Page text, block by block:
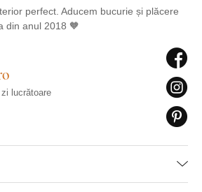
perfect. Aducem bucurie și plăcere
din anul 2018 🧡
lucrătoare